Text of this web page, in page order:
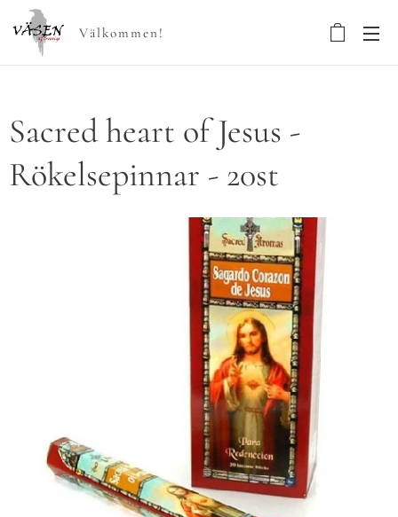
Välkommen!
Sacred heart of Jesus -
Rökelsepinnar - 20st